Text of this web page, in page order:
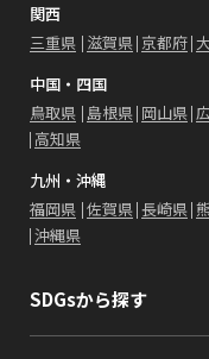
関西
三重県 滋賀県 京都府
中国・四国
鳥取県 島根県 岡山県
高知県
九州・沖縄
福岡県 佐賀県 長崎県
沖縄県
SDGsから探す